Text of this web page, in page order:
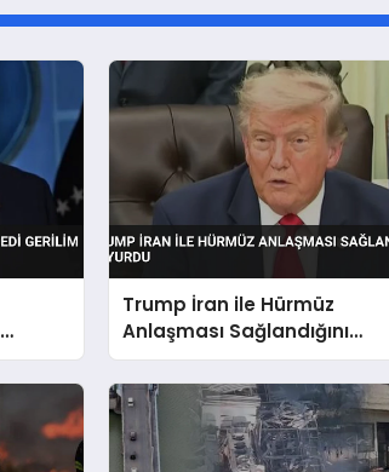
Trump İran ile Hürmüz
Anlaşması Sağlandığını
Duyurdu